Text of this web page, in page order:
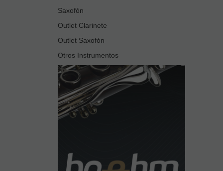
Saxofón
Outlet Clarinete
Outlet Saxofón
Otros Instrumentos